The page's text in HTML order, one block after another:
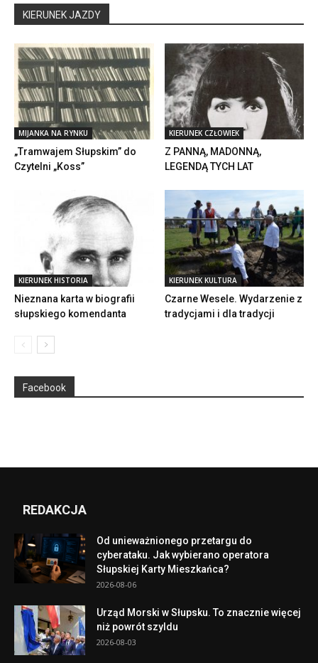
KIERUNEK JAZDY
MIJANKA NA RYNKU
„Tramwajem Słupskim” do
Czytelni „Koss”
KIERUNEK CZŁOWIEK
Z PANNĄ, MADONNĄ,
LEGENDĄ TYCH LAT
KIERUNEK HISTORIA
Nieznana karta w biografii
słupskiego komendanta
KIERUNEK KULTURA
Czarne Wesele. Wydarzenie z
tradycjami i dla tradycji
Facebook
REDAKCJA
Od unieważnionego przetargu do
cyberataku. Jak wybierano operatora
Słupskiej Karty Mieszkańca?
2026-08-06
Urząd Morski w Słupsku. To znacznie więcej
niż powrót szyldu
2026-08-03